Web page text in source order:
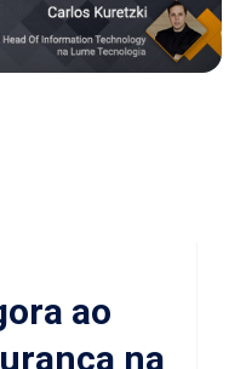
ao
na